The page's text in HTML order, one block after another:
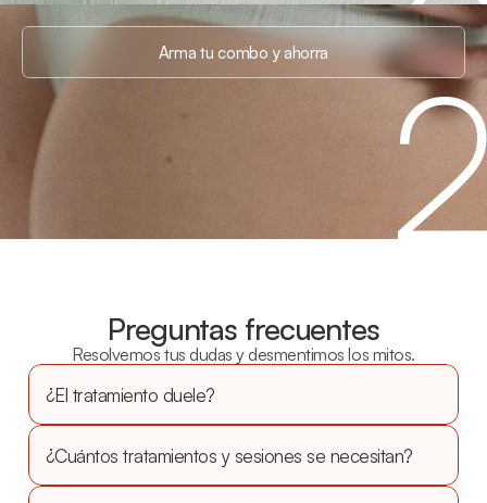
Arma tu combo y ahorra
Preguntas frecuentes
Resolvemos tus dudas y desmentimos los mitos.
¿El tratamiento duele?
¿Cuántos tratamientos y sesiones se necesitan?